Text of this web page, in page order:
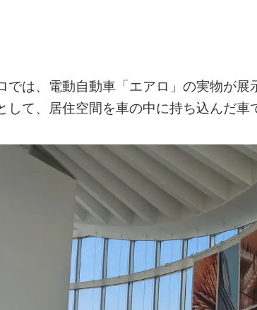
では、電動自動車「エアロ」の実物が
して、居住空間を車の中に持ち込んだ車